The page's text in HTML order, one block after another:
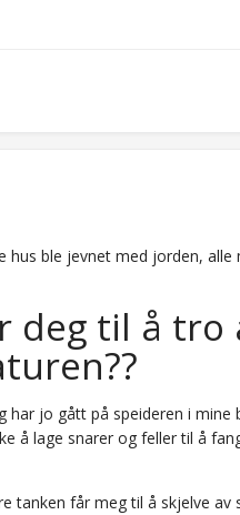
ble jevnet med jorden,
deg til å
har jo gått på speideren i
å lage snarer og feller til å
tanken får meg til å skjelve